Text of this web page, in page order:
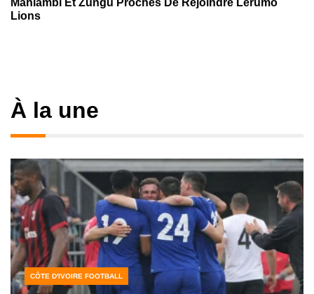
Mahlambi Et Zungu Proches De Rejoindre Lerumo
Lions
À la une
CÔTE D'IVOIRE FOOTBALL